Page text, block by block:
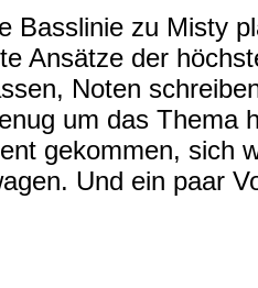
Basslinie zu Misty
Ansätze der
Noten
um das Thema
gekommen, sich
Und ein paar